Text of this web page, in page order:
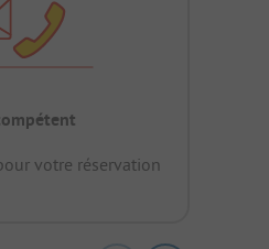
votre réservation